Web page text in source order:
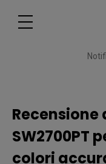
SW2700PT
colori